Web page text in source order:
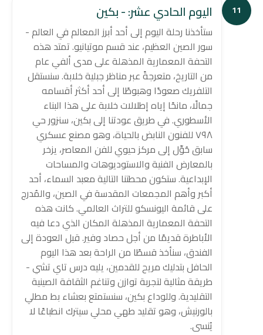
11 اليوم الحادي عشر: - بكين
ستأخذنا رحلة اليوم إلى أحد أبرز المعالم في العالم -
سور الصين العظيم، عند قسم موتيانيو. تمتد هذه
التحفة المعمارية المذهلة على مدى ألفي عام
من التاريخ، متعرجةً عبر مناظر جبلية خلابة. سنستقل
التلفريك صعودًا وهبوطًا إلى أحد أكثر أقسامه
جمالًا، مانحًا إياه إطلالات خلابة على هذا البناء
الأسطوري. في طريق عودتنا إلى بكين، سنزور حي
٧٩٨ للفنون النابض بالحياة، وهو مصنع عسكري
سابق حُوِّل إلى مركز حيوي للفن المعاصر، يزخر
بالمعارض الفنية والاستوديوهات والمساحات
الإبداعية. ستكون محطتنا التالية معبد السماء، أحد
أكبر وأهم المجمعات المقدسة في الصين، والمُدرج
على قائمة اليونسكو للتراث العالمي. كانت هذه
التحفة المعمارية المذهلة المكان الذي دعا فيه
الأباطرة قديمًا من أجل حصاد وفير. قبل العودة إلى
الفندق، سنأخذ قسطًا من الراحة بعد هذا اليوم
الحافل بتدليك مريح للقدمين، يليه درس تاي تشي -
طريقة مثالية لتجربة توازن وتناغم الثقافة الصينية
التقليدية. وللوداع بكين، سنستمتع بعشاء بط مطلي
بالورنيش، وهو تقليد طهي محلي سيترك انطباعًا لا
يُنسى.